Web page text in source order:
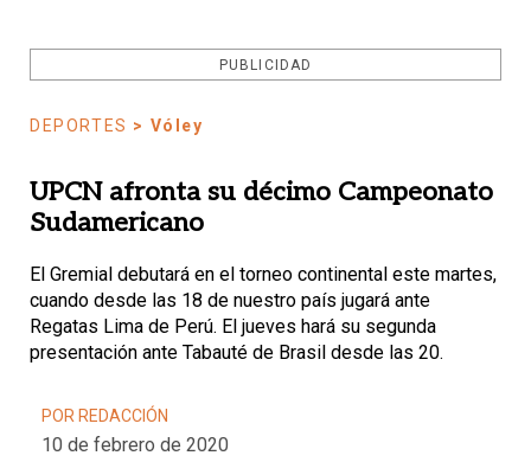
PUBLICIDAD
DEPORTES > Vóley
UPCN afronta su décimo Campeonato
Sudamericano
El Gremial debutará en el torneo continental este martes,
cuando desde las 18 de nuestro país jugará ante
Regatas Lima de Perú. El jueves hará su segunda
presentación ante Tabauté de Brasil desde las 20.
POR REDACCIÓN
10 de febrero de 2020